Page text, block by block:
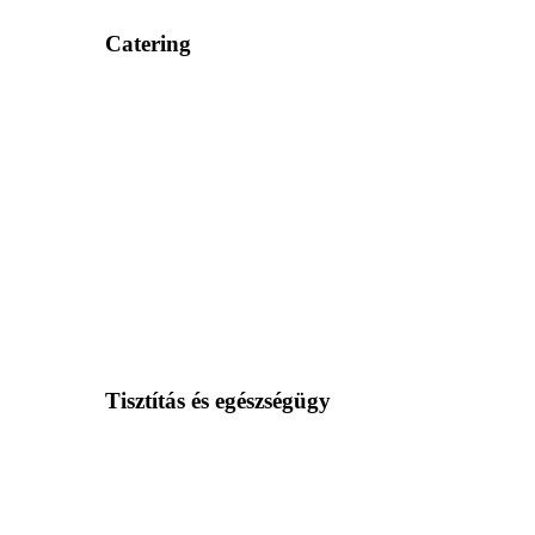
Catering
Tisztítás és egészségügy